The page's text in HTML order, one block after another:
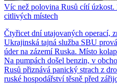
Víc než polovina Rusů cítí úzkost.
citlivých místech
Čtyřicet dní utajovaných operací,
Ukrajinská tajná služba SBU
úder na zázemí Ruska. Místo
Na pumpách došel benzin, v
Rusů přiznává panický strach z
ruské hospodářství těsně před